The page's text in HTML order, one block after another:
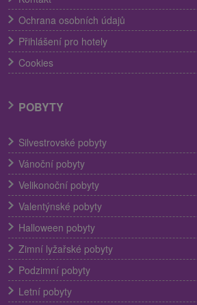
Ochrana osobních údajů
Přihlášení pro hotely
Cookies
POBYTY
Silvestrovské pobyty
Vánoční pobyty
Velikonoční pobyty
Valentýnské pobyty
Halloween pobyty
Zimní lyžařské pobyty
Podzimní pobyty
Letní pobyty